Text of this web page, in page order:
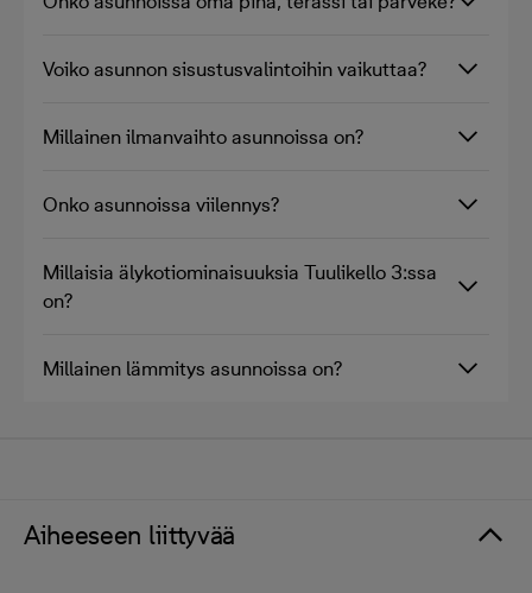
Voiko asunnon sisustusvalintoihin vaikuttaa?
Millainen ilmanvaihto asunnoissa on?
Onko asunnoissa viilennys?
Millaisia älykotiominaisuuksia Tuulikello 3:ssa
on?
Millainen lämmitys asunnoissa on?
Aiheeseen liittyvää